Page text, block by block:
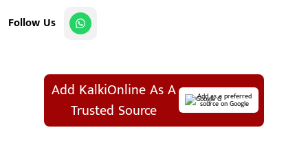
Follow Us
Add KalkiOnline As A
Trusted Source
Add as a preferred
source on Google